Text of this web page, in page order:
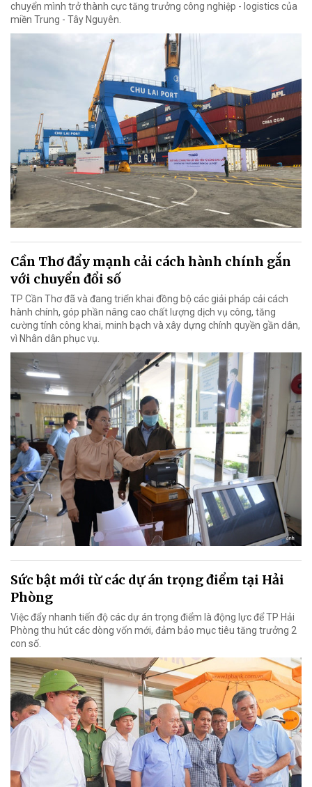
chuyển mình trở thành cực tăng trưởng công nghiệp - logistics của
miền Trung - Tây Nguyên.
Cần Thơ đẩy mạnh cải cách hành chính gắn
với chuyển đổi số
TP Cần Thơ đã và đang triển khai đồng bộ các giải pháp cải cách
hành chính, góp phần nâng cao chất lượng dịch vụ công, tăng
cường tính công khai, minh bạch và xây dựng chính quyền gần dân,
vì Nhân dân phục vụ.
Sức bật mới từ các dự án trọng điểm tại Hải
Phòng
Việc đẩy nhanh tiến độ các dự án trọng điểm là động lực để TP Hải
Phòng thu hút các dòng vốn mới, đảm bảo mục tiêu tăng trưởng 2
con số.